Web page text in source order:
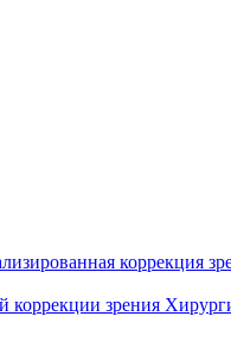
коррекция
коррекции зрения